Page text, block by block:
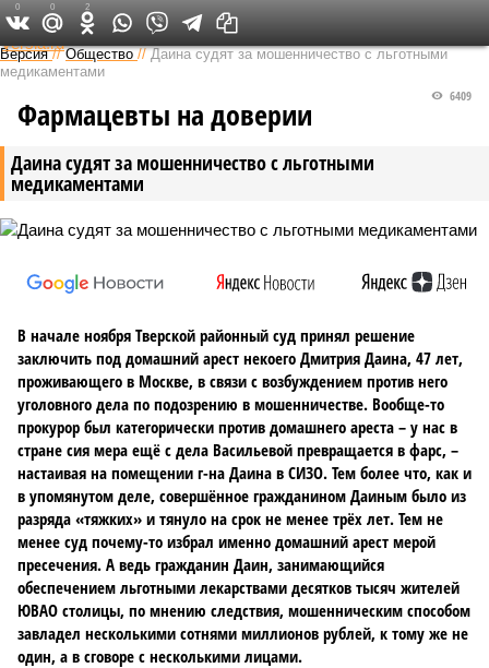
Федеральный выпуск
Версия //Общество //Даина судят за мошенничество с льготными
медикаментами
Даина судят за мошенничество с льготными
медикаментами
6409
Фармацевты на доверии
В начале ноября Тверской районный суд принял решение
заключить под домашний арест некоего Дмитрия Даина, 47 лет,
проживающего в Москве, в связи с возбуждением против него
уголовного дела по подозрению в мошенничестве. Вообще-то
прокурор был категорически против домашнего ареста – у нас в
стране сия мера ещё с дела Васильевой превращается в фарс, –
настаивая на помещении г-на Даина в СИЗО. Тем более что, как и
в упомянутом деле, совершённое гражданином Даиным было из
разряда «тяжких» и тянуло на срок не менее трёх лет. Тем не
менее суд почему-то избрал именно домашний арест мерой
пресечения. А ведь гражданин Даин, занимающийся
обеспечением льготными лекарствами десятков тысяч жителей
ЮВАО столицы, по мнению следствия, мошенническим способом
завладел несколькими сотнями миллионов рублей, к тому же не
один, а в сговоре с несколькими лицами.
0 0 2